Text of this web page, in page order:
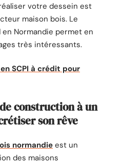
votre dessein est
maison bois. Le
Normandie permet en
très intéressants.
SCPI à crédit pour
construction à un
son rêve
normandie est un
des maisons